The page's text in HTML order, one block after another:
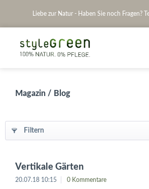
Liebe zur Natur - Haben Sie noch Fragen?
Magazin / Blog
Filtern
Vertikale Gärten
20.07.18 10:15 0 Kommentare